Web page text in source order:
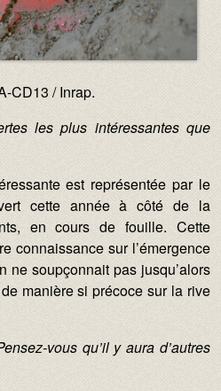
CD13 / Inrap.
les plus intéressantes que
est représentée par le
cette année à côté de la
en cours de fouille. Cette
connaissance sur l’émergence
ne soupçonnait pas jusqu’alors
manière si précoce sur la rive
vous qu’il y aura d’autres